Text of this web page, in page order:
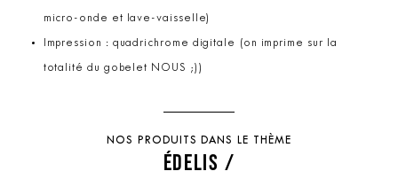
micro-onde et lave-vaisselle)
Impression : quadrichrome digitale (on imprime sur la
totalité du gobelet NOUS ;))
NOS PRODUITS DANS LE THÈME
ÉDELIS /